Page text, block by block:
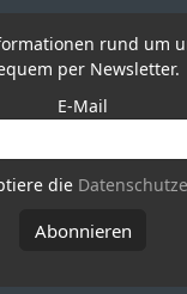
rund um
per Newsletter.
E-Mail
die